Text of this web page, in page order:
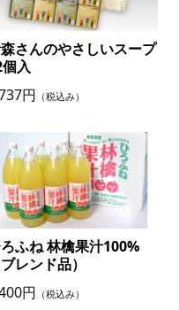
さんのやさしいスープ
入
円 （税込み）
ふね 林檎果汁100%
ブレンド品）
円 （税込み）